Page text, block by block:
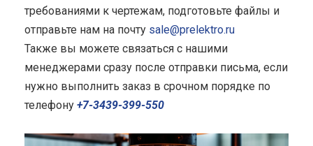
требованиями к чертежам, подготовьте файлы и
отправьте нам на почту sale@prelektro.ru
Также вы можете связаться с нашими
менеджерами сразу после отправки письма, если
нужно выполнить заказ в срочном порядке по
телефону +7-3439-399-550